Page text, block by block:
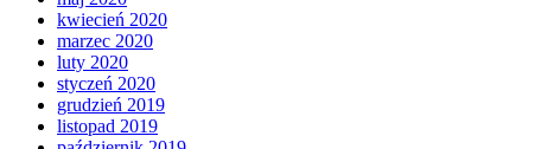
kwiecień 2020
marzec 2020
luty 2020
styczeń 2020
grudzień 2019
listopad 2019